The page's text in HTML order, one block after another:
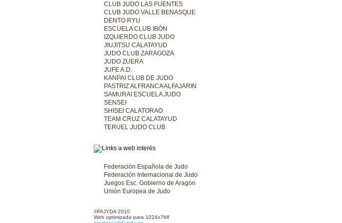
CLUB JUDO LAS FUENTES
CLUB JUDO VALLE BENASQUE
DENTO RYU
ESCUELA CLUB IBÓN
IZQUIERDO CLUB JUDO
JIUJITSU CALATAYUD
JUDO CLUB ZARAGOZA
JUDO ZUERA
JUFE A.D.
KANPAI CLUB DE JUDO
PASTRIZ ALFRANCA ALFAJARIN
SAMURAI ESCUELA JUDO
SENSEI
SHISEI CALATORAO
TEAM CRUZ CALATAYUD
TERUEL JUDO CLUB
Federación Española de Judo
Federación Internacional de Judo
Juegos Esc. Gobierno de Aragón
Unión Europea de Judo
©FAJYDA 2010
Web optimizada para 1024x768